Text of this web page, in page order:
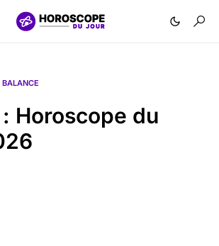
BALANCE
Horoscope du